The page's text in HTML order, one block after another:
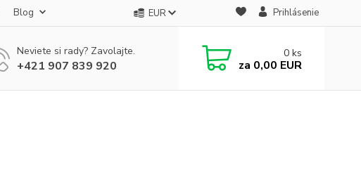
Blog EUR Prihlásenie
Neviete si rady? Zavolajte.
+421 907 839 920
0 ks
za 0,00 EUR